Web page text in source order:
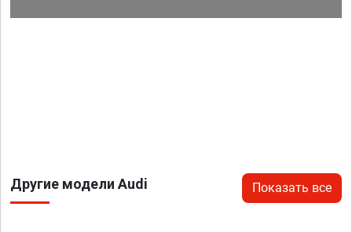
Другие модели Audi Показать все